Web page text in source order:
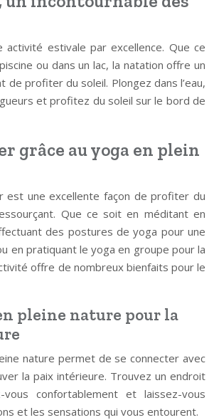
activité estivale par excellence. Que ce
ou dans un lac, la natation offre un
de profiter du soleil. Plongez dans l’eau,
et profitez du soleil sur le bord de
grâce au yoga en plein
est une excellente façon de profiter du
Que ce soit en méditant en
des postures de yoga pour une
en pratiquant le yoga en groupe pour la
offre de nombreux bienfaits pour le
pleine nature pour la
nature permet de se connecter avec
la paix intérieure. Trouvez un endroit
vous confortablement et laissez-vous
et les sensations qui vous entourent.